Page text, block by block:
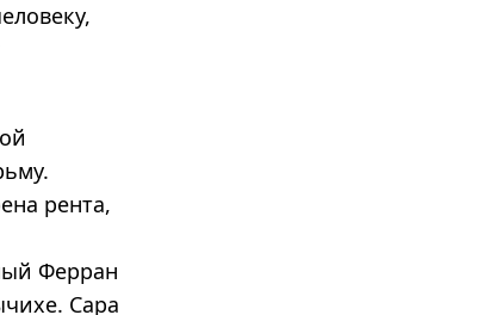
рента,
Ферран
Сара